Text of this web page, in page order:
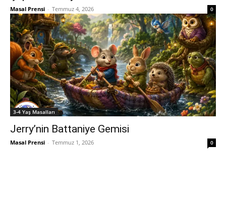
Masal Prensi - Temmuz 4, 2026 0
3-4 Yaş Masalları
Jerry’nin Battaniye Gemisi
Masal Prensi - Temmuz 1, 2026 0